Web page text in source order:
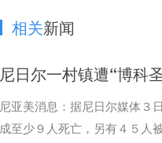
相关新闻
尼日尔一村镇遭“博科
尼亚美消息：据尼日尔媒体３
成至少９人死亡，另有４５人被